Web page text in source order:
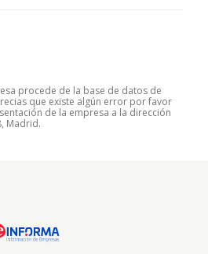
procede de la base de datos de
que existe algún error por favor
de la empresa a la dirección
Madrid.